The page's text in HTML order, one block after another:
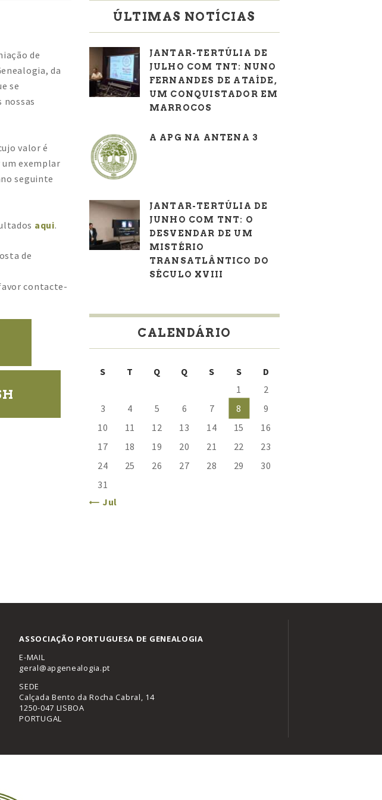
de
da
se
nossas
valor é
exemplar
seguinte
aqui.
de
contacte-
ÚLTIMAS NOTÍCIAS
JANTAR-TERTÚLIA DE
JULHO COM TNT: NUNO
FERNANDES DE ATAÍDE,
UM CONQUISTADOR EM
MARROCOS
A APG NA ANTENA 3
JANTAR-TERTÚLIA DE
JUNHO COM TNT: O
DESVENDAR DE UM
MISTÉRIO
TRANSATLÂNTICO DO
SÉCULO XVIII
CALENDÁRIO
S T Q Q S S
D
1
2
3
4 5 6 7 8
9
10
11 12 13 14 15
16
17
18 19 20 21 22
23
24
25 26 27 28 29
30
31
« Jul
ASSOCIAÇÃO PORTUGUESA DE GENEALOGIA
E-MAIL
geral@apgenealogia.pt
SEDE
Calçada Bento da Rocha Cabral, 14
1250-047 LISBOA
PORTUGAL